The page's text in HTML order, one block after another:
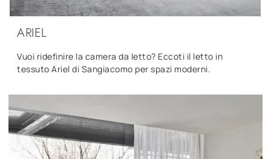
ARIEL
Vuoi ridefinire la camera da letto? Eccoti il letto in
tessuto Ariel di Sangiacomo per spazi moderni.